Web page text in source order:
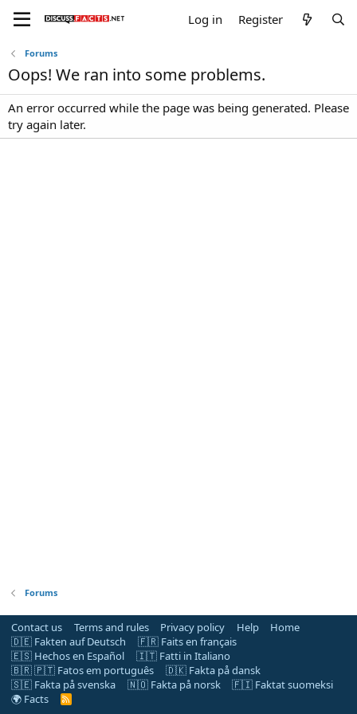
Log in Register
Forums
Oops! We ran into some problems.
An error occurred while the page was being generated. Please
try again later.
Forums
Contact us Terms and rules Privacy policy Help
Home
🇩🇪 Fakten auf Deutsch
🇫🇷 Faits en français
🇪🇸 Hechos en Español
🇮🇹 Fatti in Italiano
🇧🇷 🇵🇹 Fatos em português
🇩🇰 Fakta på dansk
🇸🇪 Fakta på svenska
🇳🇴 Fakta på norsk
🇫🇮 Faktat suomeksi
🌍 Facts
R